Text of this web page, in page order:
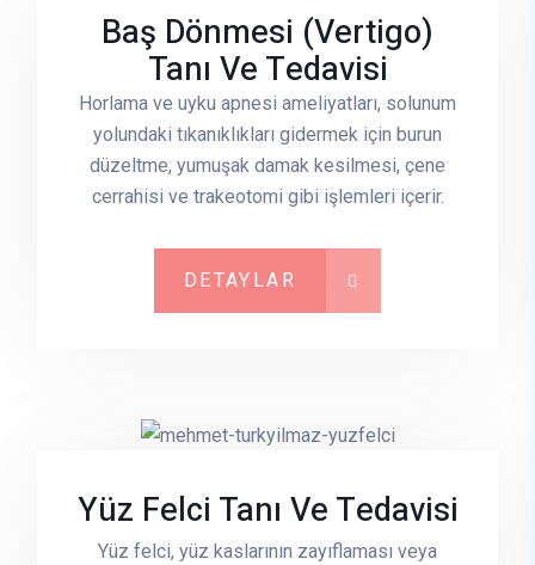
Baş Dönmesi (vertigo)
Tanı Ve Tedavisi
Horlama ve uyku apnesi ameliyatları, solunum
yolundaki tıkanıklıkları gidermek için burun
düzeltme, yumuşak damak kesilmesi, çene
cerrahisi ve trakeotomi gibi işlemleri içerir.
DETAYLAR
Yüz Felci Tanı Ve Tedavisi
Yüz felci, yüz kaslarının zayıflaması veya